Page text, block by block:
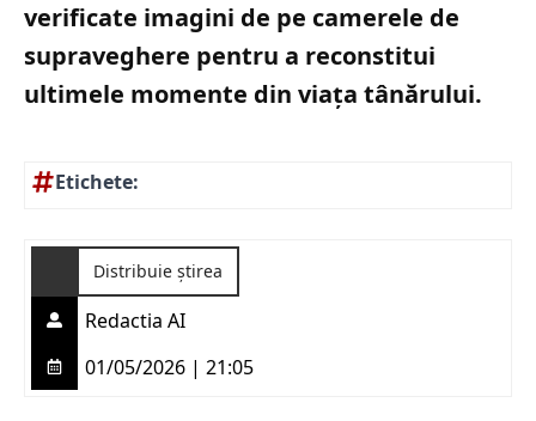
verificate imagini de pe camerele de
supraveghere pentru a reconstitui
ultimele momente din viața tânărului.
Etichete:
Distribuie știrea
Redactia AI
01/05/2026 | 21:05